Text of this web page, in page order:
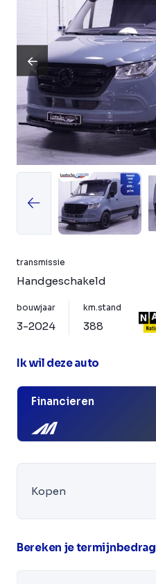
transmissie
Handgeschakeld
bouwjaar
3-2024
km.stand
388
Ik wil deze auto
Financieren
Kopen
Bereken je termijnbedrag